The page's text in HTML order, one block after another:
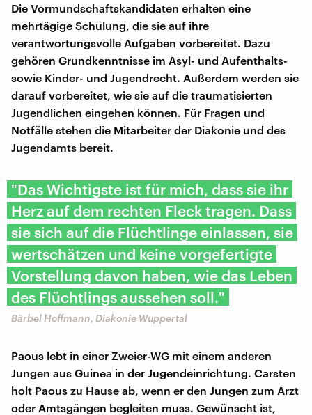
Die Vormundschaftskandidaten erhalten eine
mehrtägige Schulung, die sie auf ihre
verantwortungsvolle Aufgaben vorbereitet. Dazu
gehören Grundkenntnisse im Asyl- und Aufenthalts-
sowie Kinder- und Jugendrecht. Außerdem werden sie
darauf vorbereitet, wie sie auf die traumatisierten
Jugendlichen eingehen können. Für Fragen und
Notfälle stehen die Mitarbeiter der Diakonie und des
Jugendamts bereit.
"Das Wichtigste ist für mich, dass sie ihr
Herz auf dem rechten Fleck tragen. Dass
sie sich auf die Flüchtlinge einlassen, sie
wertschätzen und keine vorgefertigte
Vorstellung davon haben, wie das Leben
des Flüchtlings aussehen soll."
Bärbel Hoffmann, Diakonie Wuppertal
Paous lebt in einer Zweier-WG mit einem anderen
Jungen aus Guinea in der Jugendeinrichtung. Carsten
holt Paous zu Hause ab, wenn er den Jungen zum Arzt
oder Amtsgängen begleiten muss. Gewünscht ist,